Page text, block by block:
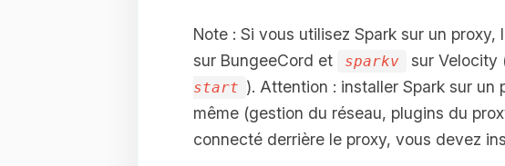
Note : Si vous utilisez Spark sur un
sur BungeeCord et sparkv sur Velocity
start ). Attention : installer Spark sur un
même (gestion du réseau, plugins du
connecté derrière le proxy, vous devez